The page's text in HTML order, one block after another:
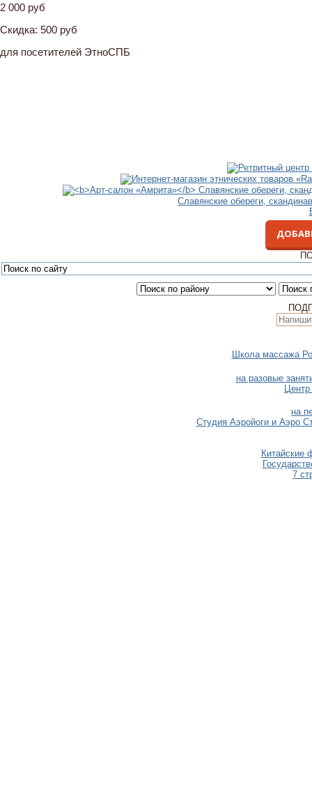
2 000 руб
Скидка: 500 руб
для посетителей ЭтноСПБ
Славянские обереги,
Школа массажа
на разовые
Центр
на
Студия Аэройоги и Аэро
Китайские
7